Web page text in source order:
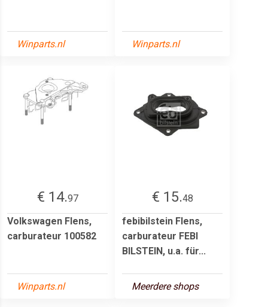
Winparts.nl Winparts.nl
€ 14.97
Volkswagen Flens,
carburateur 100582
Winparts.nl
€ 15.48
febibilstein Flens,
carburateur FEBI
BILSTEIN, u.a. für...
Meerdere shops